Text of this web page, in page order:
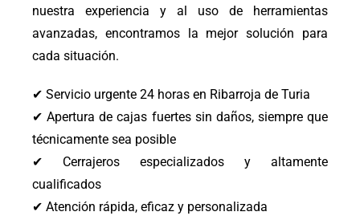
nuestra experiencia y al uso de herramientas
avanzadas, encontramos la mejor solución para
cada situación.
✔ Servicio urgente 24 horas en Ribarroja de Turia
✔ Apertura de cajas fuertes sin daños, siempre que
técnicamente sea posible
✔ Cerrajeros especializados y altamente
cualificados
✔ Atención rápida, eficaz y personalizada